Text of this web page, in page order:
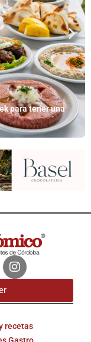
para tener una
Instagram
recetas